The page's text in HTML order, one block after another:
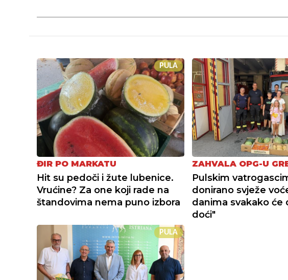
PULA
ĐIR PO MARKATU
Hit su pedoči i žute lubenice.
Vrućine? Za one koji rade na
štandovima nema puno izbora
ZAHVALA OPG-U
Pulskim
donirano svježe
danima svakako će
doći"
PULA